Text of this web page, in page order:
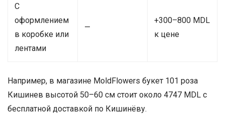
С
оформлением
в коробке или
лентами
—
+300–800 MDL
к цене
Например, в магазине MoldFlowers букет 101 роза
Кишинев высотой 50–60 см стоит около 4747 MDL с
бесплатной доставкой по Кишинёву.